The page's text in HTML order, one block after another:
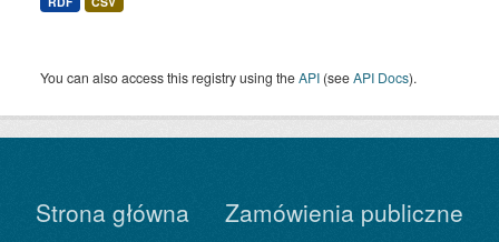
You can also access this registry using theAPI (seeAPI Docs).
Strona główna Zamówienia publiczne